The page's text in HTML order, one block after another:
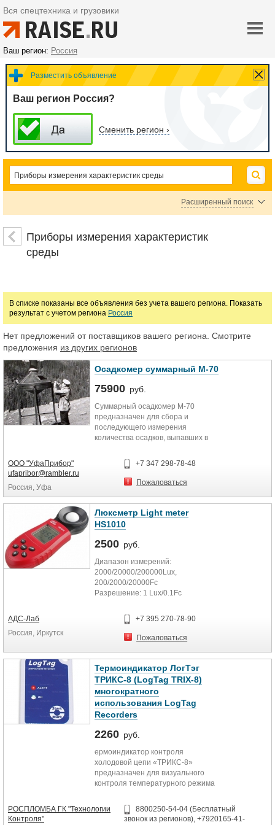
Вся спецтехника и грузовики
Ваш регион: Россия
Разместить объявление
Ваш регион Россия?
Сменить регион ›
Расширенный поиск
Психрометры
Приборы измерения параметров ветраГазоанализаторы Осадкомеры
Барометры Приборы для измерения радиации
Цена
руб.
Приборы измерения характеристик
среды
В списке показаны все объявления без учета вашего региона. Показать
результат с учетом региона Россия
Нет предложений от поставщиков вашего региона. Смотрите
предложения из других регионов
Осадкомер суммарный М-70
75900 руб.
Суммарный осадкомер М-70
предназначен для сбора и
последующего измерения
количества осадков, выпавших в
времени в любое время года.
Вместимость осадкомера
расчитана на прием осадков до
труднодоступных местах, главным
образом в высокогорных районах и
пустынях.
ООО "УфаПрибор"
ufapribor@rambler.ru
Россия, Уфа
+7 347 298-78-48
Пожаловаться
Люксметр Light meter
HS1010
2500 руб.
Диапазон измерений:
2000/20000/200000Lux,
200/2000/20000Fc
Разрешение: 1 Lux/0.1Fc
Повторяемость: 2 раз / сек
Удержание данных: Да
Функция чтения удержания Макс и
Мин поддерживается
Поддерживает выбор единиц
измерения
Поддерживает автоматическую
запись данных
Индикатор низкого заряда батареи
Автоотключение
Питание от 2 х батарей ААА
АДС-Лаб
Россия, Иркутск
+7 395 270-78-90
Пожаловаться
Термоиндикатор ЛогТэг
ТРИКС-8 (LogTag TRIX-8)
многократного
использования LogTag
Recorders
2260 руб.
ермоиндикатор контроля
холодовой цепи «ТРИКС-8»
предназначен для визуального
контроля температурного режима
термолабильной продукции.
Использование специального
РОСПЛОМБА ГК "Технологии
Контроля"
8800250-54-04 (Бесплатный
звонок из регионов), +7920165-41-